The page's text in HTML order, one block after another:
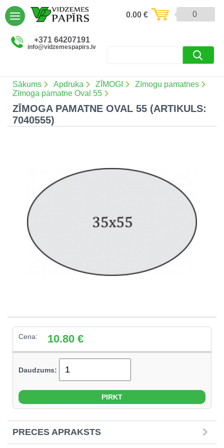
+371 64207191
info@vidzemespapirs.lv
0
0.00€
Sākums Apdruka ZĪMOGI
Zīmogu pamatnes
Zīmoga pamatne Oval 55
ZĪMOGA PAMATNE OVAL 55 (ARTIKULS:
7040555)
Cena: 10.80 €
Daudzums:
PRECES APRAKSTS
AIZVĒRT
Atlaides (12)
Ielogoties